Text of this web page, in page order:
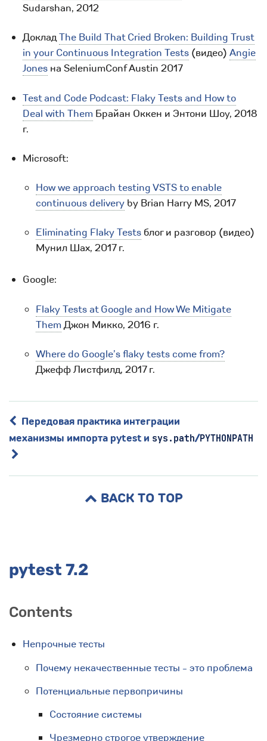
Sudarshan, 2012
ДокладThe Build That Cried Broken: Building Trust
in your Continuous Integration Tests(видео) Angie
Jonesна SeleniumConf Austin 2017
Test and Code Podcast: Flaky Tests and How to
Deal with ThemБрайан Оккен и Энтони Шоу, 2018
г.
Microsoft:
How we approach testing VSTS to enable
continuous delivery by Brian Harry MS, 2017
Eliminating Flaky Tests блог и разговор (видео)
Мунил Шах, 2017 г.
Google:
Flaky Tests at Google and How We Mitigate
ThemДжон Микко, 2016 г.
Where do Google’s flaky tests come from?
Джефф Листфилд, 2017 г.
Передовая практика интеграции
механизмы импорта pytest и sys.path/PYTHONPATH
BACK TO TOP
pytest 7.2
Contents
Непрочные тесты
Почему некачественные тесты - это проблема
Потенциальные первопричины
Состояние системы
Чрезмерно строгое утверждение